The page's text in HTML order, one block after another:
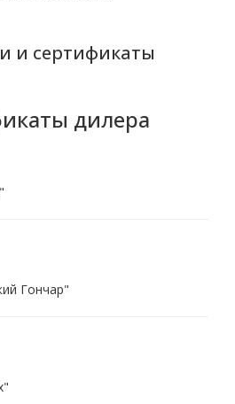
и сертификаты
дилера
Гончар"